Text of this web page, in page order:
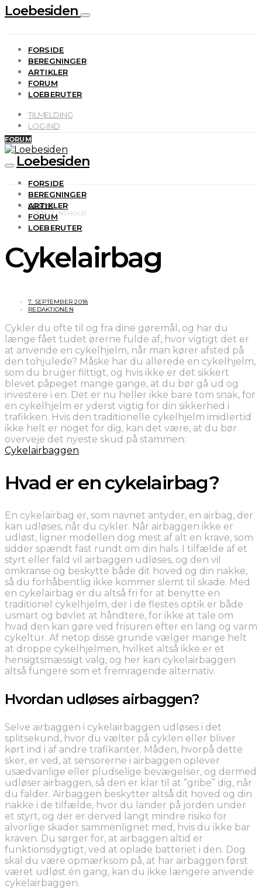
Loebesiden
FORSIDE
BEREGNINGER
ARTIKLER
FORUM
LOEBERUTER
TILMELDING
LOG IND
FORUM
Loebesiden
FORSIDE
BEREGNINGER
ARTIKLER
FORUM
LOEBERUTER
UDSTYR
Cykelairbag
7. SEPTEMBER 2018
REDAKTIONEN
Cykler du ofte til og fra dine gøremål, og har du
længe fået tudet ørerne fulde af, hvor vigtigt det er
at anvende en cykelhjelm, når man kører afsted på
den tohjulede? Måske har du allerede en cykelhjelm,
som du bruger flittigt, og hvis ikke er det sikkert
blevet påpeget mange gange, at du bør gå ud og
investere i en. Det er nu heller ikke bare tom snak, for
en cykelhjelm er yderst vigtig for din sikkerhed i
trafikken. Hvis den traditionelle cykelhjelm imidlertid
ikke helt er noget for dig, kan det være, at du bør
overveje det nyeste skud på stammen:
Cykelairbaggen.
Hvad er en cykelairbag?
En cykelairbag er, som navnet antyder, en airbag, der
kan udløses, når du cykler. Når airbaggen ikke er
udløst, ligner modellen dog mest af alt en krave, som
sidder spændt fast rundt om din hals. I tilfælde af et
styrt eller fald vil airbaggen udløses, og den vil
omkranse og beskytte både dit hoved og din nakke,
så du forhåbentlig ikke kommer slemt til skade. Med
en cykelairbag er du altså fri for at benytte en
traditionel cykelhjelm, der i de flestes optik er både
usmart og bøvlet at håndtere, for ikke at tale om
hvad den kan gøre ved frisuren efter en lang og varm
cykeltur. Af netop disse grunde vælger mange helt
at droppe cykelhjelmen, hvilket altså ikke er et
hensigtsmæssigt valg, og her kan cykelairbaggen
altså fungere som et fremragende alternativ.
Hvordan udløses airbaggen?
Selve airbaggen i cykelairbaggen udløses i det
splitsekund, hvor du vælter på cyklen eller bliver
kørt ind i af andre trafikanter. Måden, hvorpå dette
sker, er ved, at sensorerne i airbaggen oplever
usædvanlige eller pludselige bevægelser, og dermed
udløser airbaggen, så den er klar til at ”gribe” dig, når
du falder. Airbaggen beskytter altså dit hoved og din
nakke i de tilfælde, hvor du lander på jorden under
et styrt, og der er derved langt mindre risiko for
alvorlige skader sammenlignet med, hvis du ikke bar
kraven. Du sørger for, at airbaggen altid er
funktionsdygtigt, ved at oplade batteriet i den. Dog
skal du være opmærksom på, at har airbaggen først
været udløst én gang, kan du ikke længere anvende
cykelairbaggen.